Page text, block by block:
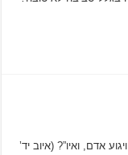
אדם, ואיו”? (איוב יד’